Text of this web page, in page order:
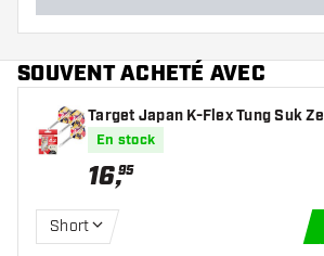
SOUVENT ACHETÉ AVEC
Target Japan K-Flex Tung Suk
G2 NO2 - Ailettes Fléchettes
En stock
16,95
Short